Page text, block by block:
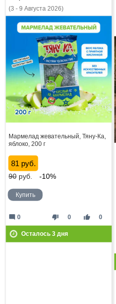
(3 - 9 Августа 2026)
Мармелад жевательный, Тяну-Ка,
яблоко, 200 г
81 руб.
90руб. -10%
Купить
thumb_down 0 thumb_up 0
mode_comment 0
Осталось 3дня